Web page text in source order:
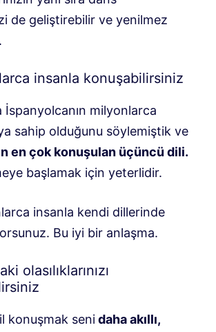
de geliştirebilir ve yenilmez
insanla konuşabilirsiniz
İspanyolcanın milyonlarca
sahip olduğunu söylemiştik ve
en çok konuşulan üçüncü dili.
başlamak için yeterlidir.
insanla kendi dillerinde
Bu iyi bir anlaşma.
olasılıklarınızı
konuşmak senidaha akıllı,